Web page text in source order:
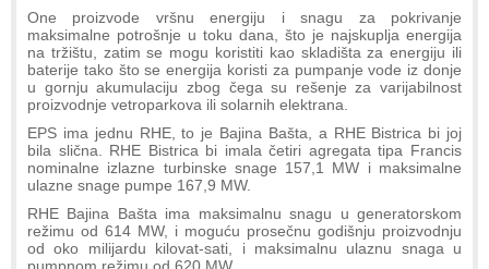
One proizvode vršnu energiju i snagu za pokrivanje
maksimalne potrošnje u toku dana, što je najskuplja energija
na tržištu, zatim se mogu koristiti kao skladišta za energiju ili
baterije tako što se energija koristi za pumpanje vode iz donje
u gornju akumulaciju zbog čega su rešenje za varijabilnost
proizvodnje vetroparkova ili solarnih elektrana.
EPS ima jednu RHE, to je Bajina Bašta, a RHE Bistrica bi joj
bila slična. RHE Bistrica bi imala četiri agregata tipa Francis
nominalne izlazne turbinske snage 157,1 MW i maksimalne
ulazne snage pumpe 167,9 MW.
RHE Bajina Bašta ima maksimalnu snagu u generatorskom
režimu od 614 MW, i moguću prosečnu godišnju proizvodnju
od oko milijardu kilovat-sati, i maksimalnu ulaznu snaga u